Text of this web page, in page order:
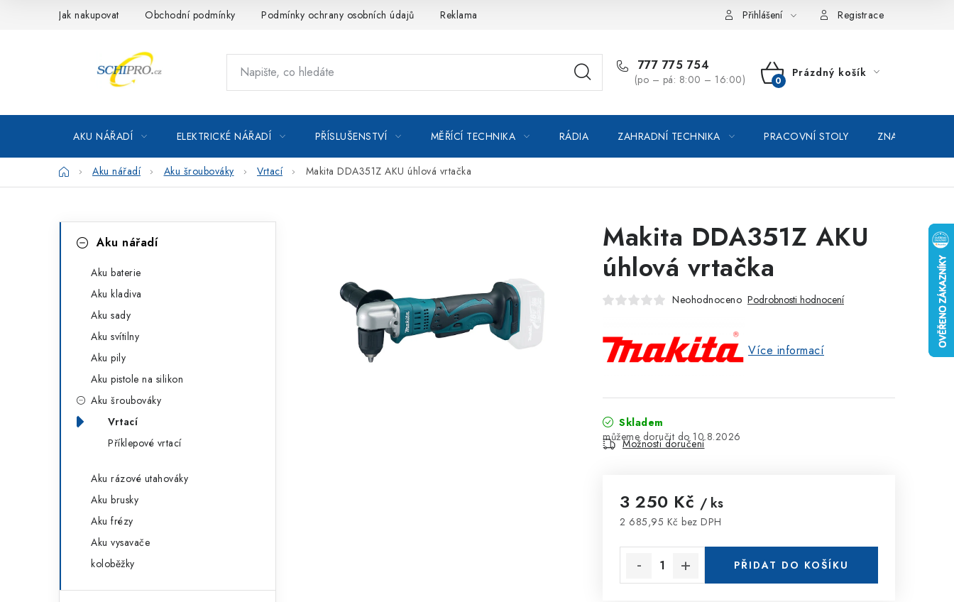
Jak nakupovat Obchodní podmínky Podmínky ochrany osobních údajů Reklamace Moje objednávka / odstoupení od smlouvy Online platby Comgate
Přihlášení Registrace
777 775 754
(po – pá: 8:00 – 16:00)
NÁKUPNÍ
Prázdný košík
AKU NÁŘADÍ ELEKTRICKÉ NÁŘADÍ PŘÍSLUŠENSTVÍ MĚŘÍCÍ TECHNIKA RÁDIA ZAHRADNÍ TECHNIKA PRACOVNÍ STOLY ZNAČKOVACÍ
DomůAku nářadí Aku šroubováky Vrtací Makita DDA351Z AKU úhlová vrtačka
l
kategorieAku nářadí
Aku baterie
Aku kladiva
Aku sady
Aku svítilny
Aku pily
Aku pistole na silikon
Aku šroubováky
Vrtací
Příklepové vrtací
Aku rázové utahováky
Aku brusky
Aku frézy
Aku vysavače
koloběžky
Makita DDA351Z AKU
úhlová vrtačka
Neohodnoceno Podrobnosti hodnocení
Více informací
Skladem
10.8.2026
Možnosti doručení
3 250 Kč / ks
2 685,95 Kč bez DPH
PŘIDAT DO KOŠÍKU